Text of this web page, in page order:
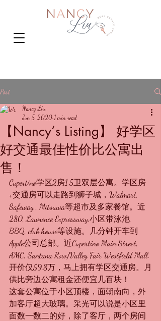
Post
【Nancy‘s Listing】 好学区
好交通最佳性价比公寓出
售！
Nancy Liu
Jun 5, 2020 1 min read
Cupertino学区2房1.5卫双层公寓。学区房
+交通房可以走路到狮子城，Walmart,
Safeway , Mitsuwa等超市及多家餐馆。近
280, Lawrence Expressway.小区带泳池,
BBQ, club house等设施。几分钟开车到
Apple公司总部。近Cupertino Main Street,
AMC, Santana Row/Valley Fair Westfield Mall.
开价仅59.8万，马上拥有学区交通房。月
供比旁边公寓租金还便宜几百块！
这套公寓位于小区顶楼，面朝南向，外
加客厅超大玻璃。采光可以说是小区里
面数一数二的好，除了客厅，两个房间